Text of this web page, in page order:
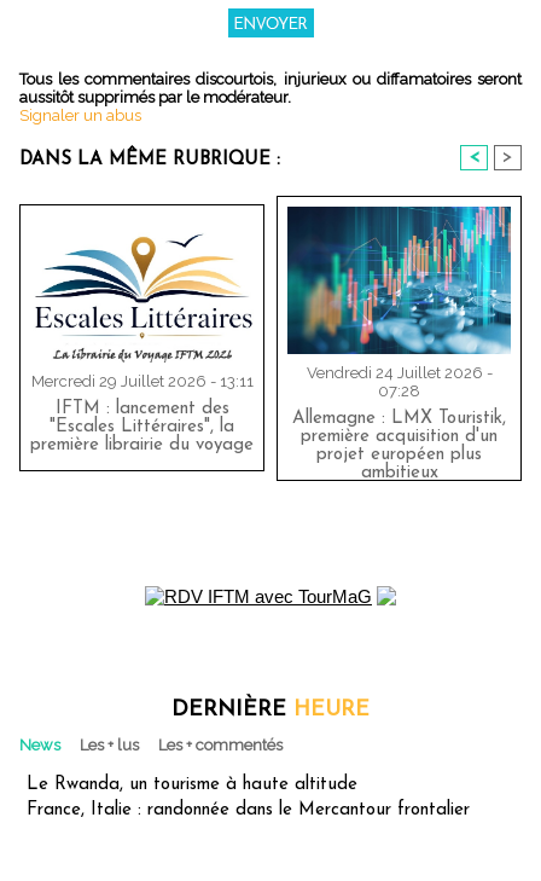
Tous les commentaires discourtois, injurieux ou diffamatoires seront
aussitôt supprimés par le modérateur.
Signaler un abus
DANS LA MÊME RUBRIQUE : < >
Mercredi 29 Juillet 2026 - 13:11
IFTM : lancement des
"Escales Littéraires", la
première librairie du voyage
Vendredi 24 Juillet 2026 -
07:28
Allemagne : LMX Touristik,
première acquisition d'un
projet européen plus
ambitieux
DERNIÈRE HEURE
News Les + lus Les + commentés
Le Rwanda, un tourisme à haute altitude
France, Italie : randonnée dans le Mercantour frontalier